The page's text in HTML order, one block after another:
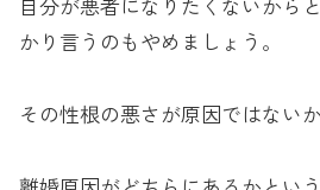
かり言うのもやめましょう。
その性根の悪さが原因ではない